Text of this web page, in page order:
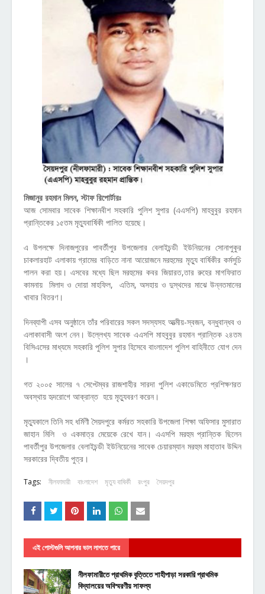
মিজানুর রহমান মিলন, স্টাফ রিপোর্টারঃ
আজ সোমবার সাবেক শিক্ষানবীশ সহকারি পুলিশ সুপার (এএসপি) মাহবুবুর রহমান
প্রান্তিকের ১৫তম মৃত্যুবার্ষিকী পালিত হয়েছে।
এ উপলক্ষে দিনাজপুরের পাবর্তীপুর উপজেলার বেলাইচন্ডী ইউনিয়নের সোনাপুকুর
চাকলারহাট এলাকায় গ্রামের বাড়িতে নানা আয়োজনে মরহুমের মৃত্যু বার্ষিকীর কর্মসুচি
পালন করা হয়। এসবের মধ্যে ছিল মরহুমের কবর জিয়ারত,তার রুহের মাগফিরাত
কামনায় মিলাদ ও দোয়া মাহফিল, এতিম, অসহায় ও দুস্থদের মাঝে উন্নতমানের
খাবার বিতরণ।
দিনব্যাপী এসব অনুষ্ঠানে তাঁর পরিবারের সকল সদস্যসহ আত্মীয়-স্বজন, বন্ধুবান্ধব ও
এলাকাবাসী অংশ নেন। উল্লেখ্য সাবেক এএসপি মাহবুবুর রহমান প্রান্তিক ২৪তম
বিসিএসের মাধ্যমে সহকারি পুলিশ সুপার হিসেবে বাংলাদেশ পুলিশ বাহিনীতে যোগ দেন
।
গত ২০০৫ সালের ৭ সেপ্টেম্বর রাজশাহীর সারদা পুলিশ একাডেমিতে প্রশিক্ষণরত
অবস্থায় হৃদরোগে আক্রান্ত হয়ে মৃত্যুবরণ করেন।
মৃত্যুকালে তিনি সহ ধর্মিণী সৈয়দপুরে কর্মরত সহকারি উপজেলা শিক্ষা অফিসার মুসারাত
জাহান মিলি ও একমাত্র মেয়েকে রেখে যান। এএসপি মরহুম প্রান্তিক ছিলেন
পাবর্তীপুর উপজেলার বেলাইচন্ডী ইউনিয়েনের সাবেক চেয়ারম্যান মরহুম মাহাতাব উদ্দিন
সরকারের দ্বিতীয় পুত্র।
Tags: নীলফামারী বাংলাদেশ মৃত্যু বাষির্কী রংপুর সৈয়দপুর
এই পোস্টগুলি আপনার ভাল লাগতে পারে
নীলফামারীতে প্রাথমিক বৃত্তিতে শাহীপাড়া সরকারি প্রাথমিক
বিদ্যালয়ের অবিস্মরণীয় সাফল্য